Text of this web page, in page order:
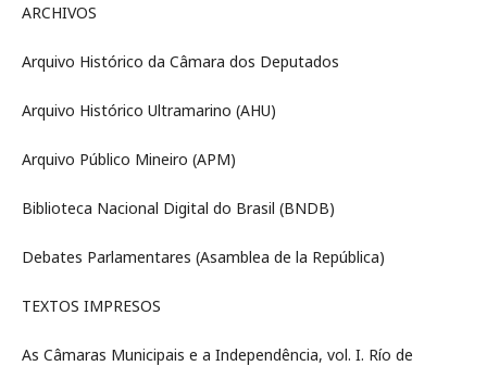
ARCHIVOS
Arquivo Histórico da Câmara dos Deputados
Arquivo Histórico Ultramarino (AHU)
Arquivo Público Mineiro (APM)
Biblioteca Nacional Digital do Brasil (BNDB)
Debates Parlamentares (Asamblea de la República)
TEXTOS IMPRESOS
As Câmaras Municipais e a Independência, vol. I. Río de